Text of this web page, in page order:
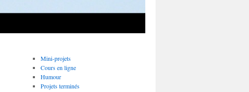
Mini-projets
Cours en ligne
Humour
Projets terminés